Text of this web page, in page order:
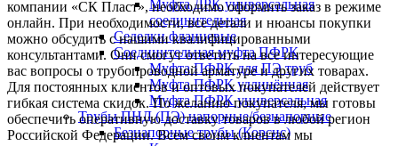
Муфта ДРК универсальная
соединительная
Седелки фланцевые
Соединительная муфта ПФРК
Муфта ПФРК для ПЭ труб
Муфта ПФРК удлинённая
Муфта ПФРК универсальная
Трубы ПНД (ПЭ) напорные/безнапорные
Безнапорные трубы (Корсис)
компании «СК Пласт», необходимо оформить заказ в режиме
онлайн. При необходимости, все детали и нюансы покупки
можно обсудить с нашими квалифицированными
консультантами. Они смогут ответить на все интересующие
вас вопросы о трубопроводной арматуре и других товарах.
Для постоянных клиентов и оптовых покупателей действует
гибкая система скидок. По желанию покупателя, мы готовы
обеспечить оперативную доставку товаров в любой регион
Российской Федерации. Всем своим клиентам мы